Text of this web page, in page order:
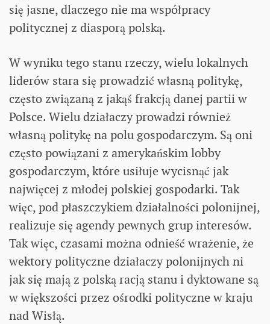
się jasne, dlaczego nie ma współpracy
politycznej z diasporą polską.
W wyniku tego stanu rzeczy, wielu lokalnych
liderów stara się prowadzić własną politykę,
często związaną z jakąś frakcją danej partii w
Polsce. Wielu działaczy prowadzi również
własną politykę na polu gospodarczym. Są oni
często powiązani z amerykańskim lobby
gospodarczym, które usiłuje wycisnąć jak
najwięcej z młodej polskiej gospodarki. Tak
więc, pod płaszczykiem działalności polonijnej,
realizuje się agendy pewnych grup interesów.
Tak więc, czasami można odnieść wrażenie, że
wektory polityczne działaczy polonijnych ni
jak się mają z polską racją stanu i dyktowane są
w większości przez ośrodki polityczne w kraju
nad Wisłą.